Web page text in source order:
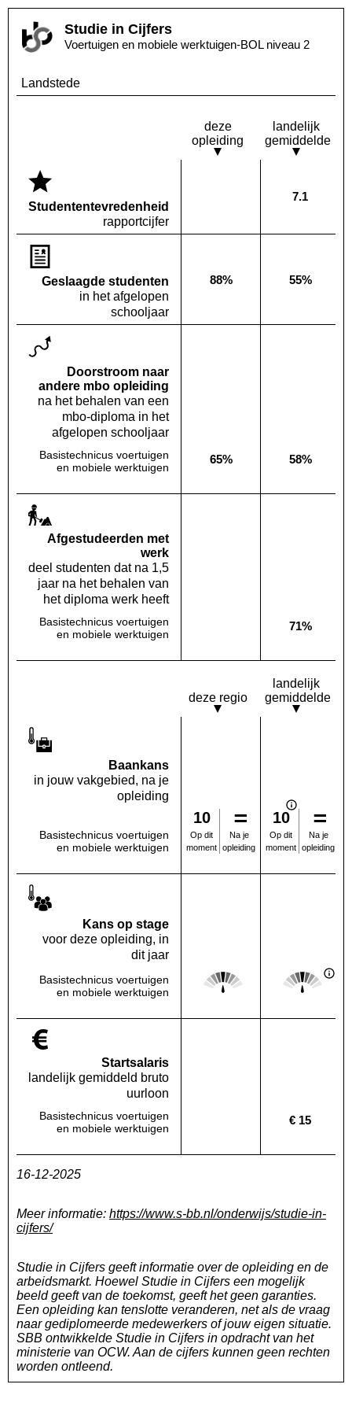
Studie in Cijfers
Voertuigen en mobiele werktuigen-BOL niveau 2
Landstede
deze
opleiding
landelijk
gemiddelde
Studenten­tevredenheid
rapportcijfer
Deze opleiding:
Geen waarde bekend
Landelijk
7.1
Geslaagde studenten
in het afgelopen
schooljaar
Deze opleiding:
88% Landelijk
55%
Doorstroom naar
andere mbo opleiding
na het behalen van een
mbo-diploma in het
afgelopen schooljaar
Basistechnicus voertuigen
en mobiele werktuigen
Deze opleiding:
65% Landelijk
58%
Af­gestudeerden met
werk
deel studenten dat na 1,5
jaar na het behalen van
het diploma werk heeft
Basistechnicus voertuigen
en mobiele werktuigen
Deze opleiding:
Geen waarde bekendLandelijk
71%
deze regio
landelijk
gemiddelde
Baankans
in jouw vakgebied, na je
opleiding
Basistechnicus voertuigen
en mobiele werktuigen
10
Op dit
moment
Na je
opleiding
10
Op dit
moment
Na je
opleiding
Kans op stage
voor deze opleiding, in
dit jaar
Basistechnicus voertuigen
en mobiele werktuigen
Deze regio:
Score: 3 van 5
Landelijk
Score: 3 van
Startsalaris
landelijk gemiddeld bruto
uurloon
Basistechnicus voertuigen
en mobiele werktuigen
Geen waarde bekendLandelijk
€ 15
16-12-2025
Meer informatie: https://www.s-bb.nl/onderwijs/studie-in-
cijfers/
Studie in Cijfers geeft informatie over de opleiding en de
arbeidsmarkt. Hoewel Studie in Cijfers een mogelijk
beeld geeft van de toekomst, geeft het geen garanties.
Een opleiding kan tenslotte veranderen, net als de vraag
naar gediplomeerde medewerkers of jouw eigen situatie.
SBB ontwikkelde Studie in Cijfers in opdracht van het
ministerie van OCW. Aan de cijfers kunnen geen rechten
worden ontleend.